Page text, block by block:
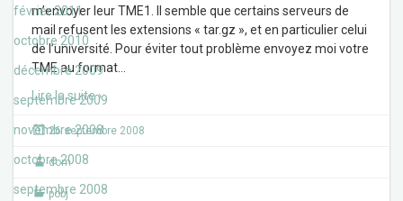
février 2011
octobre 2010
décembre 2009
septembre 2009
novembre 2008
octobre 2008
septembre 2008
m’envoyer leur TME1. Il semble que certains serveurs de
mail refusent les extensions « tar.gz », et en particulier celui
de l’université. Pour éviter tout problème envoyez moi votre
TME au format
Lire la suite ›
26 septembre 2008
dom
pobj